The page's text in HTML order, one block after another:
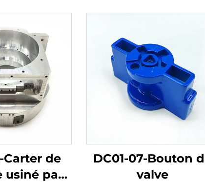
Carter de
usiné par
DC01-07-Bouton
valve